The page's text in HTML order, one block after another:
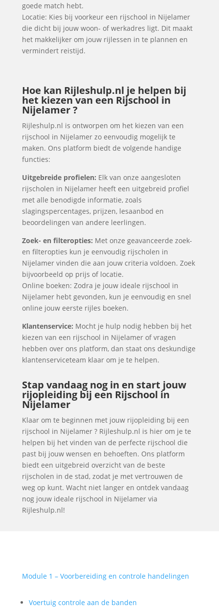
goede match hebt.
Locatie: Kies bij voorkeur een rijschool in Nijelamer
die dicht bij jouw woon- of werkadres ligt. Dit maakt
het makkelijker om jouw rijlessen in te plannen en
vermindert reistijd.
Hoe kan Rijleshulp.nl je helpen bij
het kiezen van een Rijschool in
Nijelamer ?
Rijleshulp.nl is ontworpen om het kiezen van een
rijschool in Nijelamer zo eenvoudig mogelijk te
maken. Ons platform biedt de volgende handige
functies:
Uitgebreide profielen: Elk van onze aangesloten
rijscholen in Nijelamer heeft een uitgebreid profiel
met alle benodigde informatie, zoals
slagingspercentages, prijzen, lesaanbod en
beoordelingen van andere leerlingen.
Zoek- en filteropties: Met onze geavanceerde zoek-
en filteropties kun je eenvoudig rijscholen in
Nijelamer vinden die aan jouw criteria voldoen. Zoek
bijvoorbeeld op prijs of locatie.
Online boeken: Zodra je jouw ideale rijschool in
Nijelamer hebt gevonden, kun je eenvoudig en snel
online jouw eerste rijles boeken.
Klantenservice: Mocht je hulp nodig hebben bij het
kiezen van een rijschool in Nijelamer of vragen
hebben over ons platform, dan staat ons deskundige
klantenserviceteam klaar om je te helpen.
Stap vandaag nog in en start jouw
rijopleiding bij een Rijschool in
Nijelamer
Klaar om te beginnen met jouw rijopleiding bij een
rijschool in Nijelamer ? Rijleshulp.nl is hier om je te
helpen bij het vinden van de perfecte rijschool die
past bij jouw wensen en behoeften. Ons platform
biedt een uitgebreid overzicht van de beste
rijscholen in de stad, zodat je met vertrouwen de
weg op kunt. Wacht niet langer en ontdek vandaag
nog jouw ideale rijschool in Nijelamer via
Rijleshulp.nl!
Module 1 – Voorbereiding en controle handelingen
Voertuig controle aan de banden